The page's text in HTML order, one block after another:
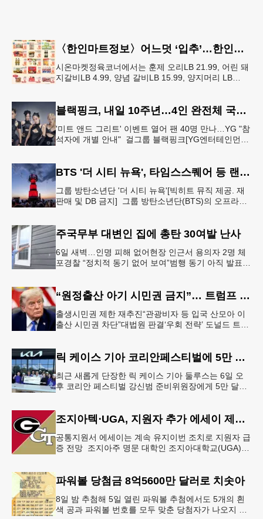
〈한인마트정보〉어느덧 ‘입추’…한인마트 먹거리로 가족 입맛 챙기기
시온마켓정육코너에서는 훈제 오리LB 21.99, 어린 돼
지갈비LB 4.99, 양념 갈비LB 15.99, 양지머리 LB
블랙핑크, 내일 10주년…4인 완전체 국중박서 팬 행사
'미트 앤드 그리트' 이벤트 열어 팬 40명 만나…YG "참
석자에 개별 안내" 걸그룹 블랙핑크[YG엔터테인먼트
BTS '더 시티 뉴욕', 타임스스퀘어 등 랜드마크 빛냈다
그룹 방탄소년단 '더 시티 뉴욕'[빅히트 뮤직 제공. 재
판매 및 DB 금지] 그룹 방탄소년단(BTS)의 오프라인
주국무부 대변인 집에 총탄 30여발 난사
6일 새벽…인명 피해 없어현장 인근서 용의자 2명 체
포경찰 “정치적 동기 없어 보여”범행 동기 아직 발표
“원정출산 아기 시민권 금지”… 트럼프 행정명령 서명
출생시민권 제한 재추진“관광비자 등 입국 산모아 이
출산 시민권 차단”대법원 판결‘우회 전략’ 도널드 트럼
릭 케이스 기아 코리안페스티벌에 5만 달러 후원
최근 새롭게 단장한 릭 케이스 기아 둘루스는 6일 오
후 코리안 페스티벌 강신범 준비위원장에게 5만 달러
조지아텍⋅UGA, 지원자 추가 에세이 제출 폐지
공통지원서 에세이는 계속 유지이번 조치로 지원자 급
증 전망 조지아주 명문 대학인 조지아대학교(UGA)와
파워볼 당첨금 8억5600만 달러로 치솟아
8일 밤 추첨해 5일 열린 파워볼 추첨에서도 5개의 흰
색 공과 파워볼 번호를 모두 맞춘 당첨자가 나오지 않